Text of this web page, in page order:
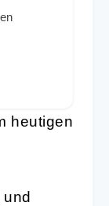
heutigen
und